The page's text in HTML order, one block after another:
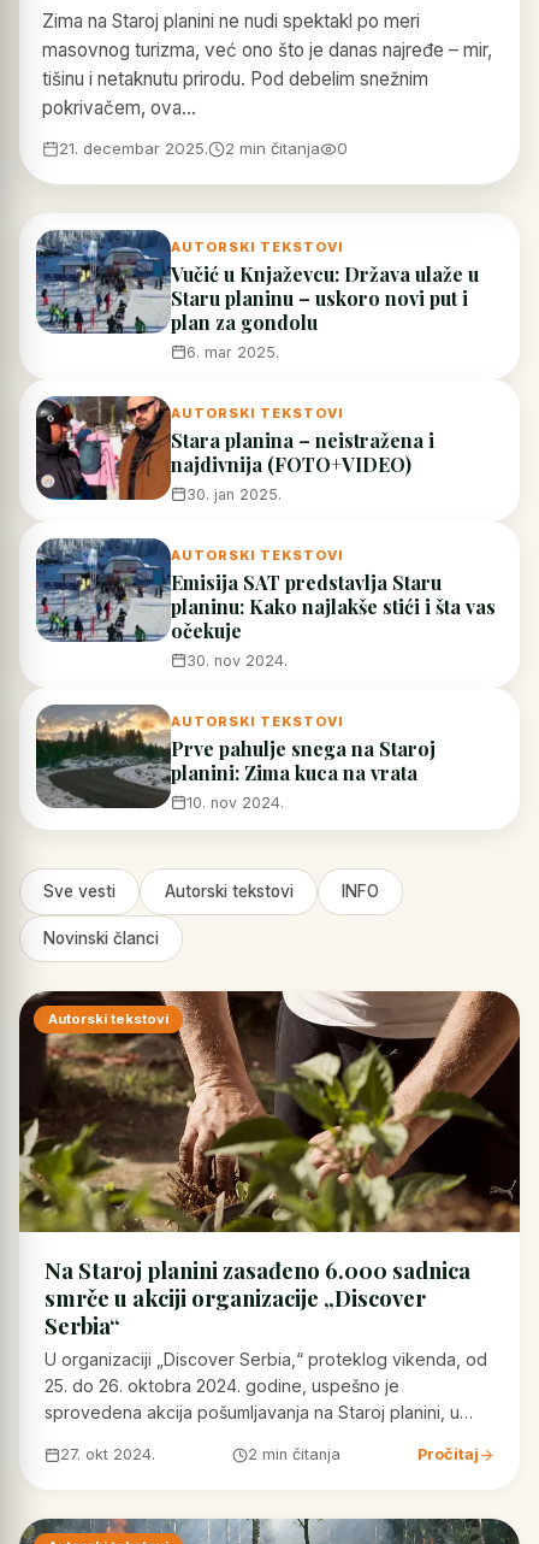
Zima na Staroj planini ne nudi spektakl po meri
masovnog turizma, već ono što je danas najređe – mir,
tišinu i netaknutu prirodu. Pod debelim snežnim
pokrivačem, ova…
21. decembar 2025. 2 min čitanja 0
AUTORSKI TEKSTOVI
Vučić u Knjaževcu: Država ulaže u
Staru planinu – uskoro novi put i
plan za gondolu
6. mar 2025.
AUTORSKI TEKSTOVI
Stara planina – neistražena i
najdivnija (FOTO+VIDEO)
30. jan 2025.
AUTORSKI TEKSTOVI
Emisija SAT predstavlja Staru
planinu: Kako najlakše stići i šta vas
očekuje
30. nov 2024.
AUTORSKI TEKSTOVI
Prve pahulje snega na Staroj
planini: Zima kuca na vrata
10. nov 2024.
Sve vesti Autorski tekstovi INFO
Novinski članci
Autorski tekstovi
Na Staroj planini zasađeno 6.000 sadnica
smrče u akciji organizacije „Discover
Serbia“
U organizaciji „Discover Serbia,“ proteklog vikenda, od
25. do 26. oktobra 2024. godine, uspešno je
sprovedena akcija pošumljavanja na Staroj planini, u…
27. okt 2024. 2 min čitanja Pročitaj